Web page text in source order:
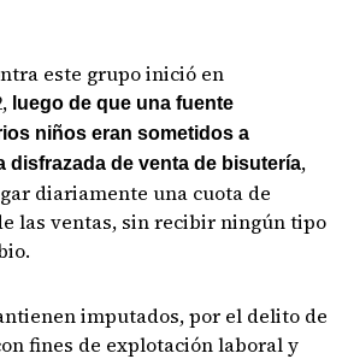
este grupo inició en
luego de que una fuente
niños eran sometidos a
disfrazada de venta de bisutería,
diariamente una cuota de
las ventas, sin recibir ningún tipo
imputados, por el delito de
fines de explotación laboral y